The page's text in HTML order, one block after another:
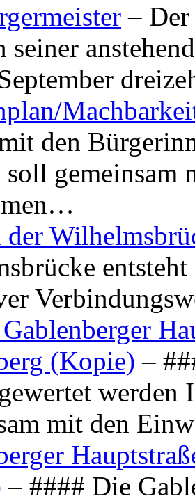
–
seiner
den
soll gemeinsam
der
(Kopie) –
werden
mit den
– #### Die